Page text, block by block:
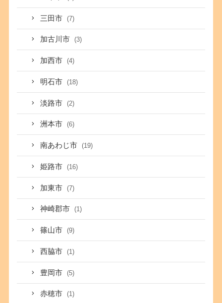
三田市 (7)
加古川市 (3)
加西市 (4)
明石市 (18)
淡路市 (2)
洲本市 (6)
南あわじ市 (19)
姫路市 (16)
加東市 (7)
神崎郡市 (1)
篠山市 (9)
西脇市 (1)
豊岡市 (5)
赤穂市 (1)